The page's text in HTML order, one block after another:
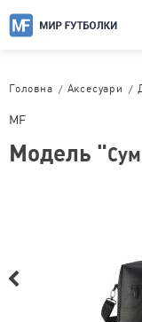
Головна / Аксесуари /
MF
Модель "